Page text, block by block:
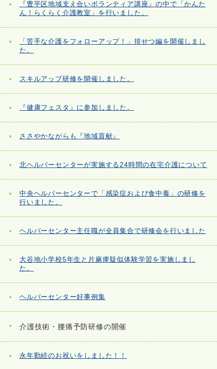
『豊平区地域支え合いボランティア講座』の中で「かんた
ん！らくらく介護教室」を行いました。
「苦手な介護をフォローアップ！」排せつ編を開催しまし
た。
スキルアップ研修を開催しました。
『健康フェスタ』に参加しました。
ささやかながらも『地域貢献』
北ヘルパーセンターが実施する24時間の在宅介護について
中央ヘルパーセンターで「感染症および食中毒」の研修を
行いました。
ヘルパーセンター主任職が全員集合で研修会を行いました
大谷地小学校5年生と片麻痺疑似体験学習を実施しまし
た。
ヘルパーセンター好事例集
介護技術・腰痛予防研修の開催
永年勤続のお祝いをしました！！